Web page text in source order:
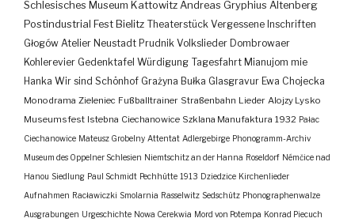
Schlesisches Museum Kattowitz Andreas Gryphius Altenberg
Postindustrial Fest Bielitz Theaterstück Vergessene Inschriften
Głogów Atelier Neustadt Prudnik Volkslieder Dombrowaer
Kohlerevier Gedenktafel Würdigung Tagesfahrt Mianujom mie
Hanka Wir sind Schönhof Grażyna Bułka Glasgravur Ewa Chojecka
Monodrama Zieleniec Fußballtrainer Straßenbahn Lieder Alojzy Lysko
Museumsfest Istebna Ciechanowice Szklana Manufaktura 1932 Pałac
Ciechanowice Mateusz Grobelny Attentat Adlergebirge Phonogramm-Archiv
Museum des Oppelner Schlesien Niemtschitz an der Hanna Roseldorf Némčice nad
Hanou Siedlung Paul Schmidt Pechhütte 1913 Dziedzice Kirchenlieder
Aufnahmen Racławiczki Smolarnia Rasselwitz Sedschütz Phonographenwalze
Ausgrabungen Urgeschichte Nowa Cerekwia Mord von Potempa Konrad Piecuch